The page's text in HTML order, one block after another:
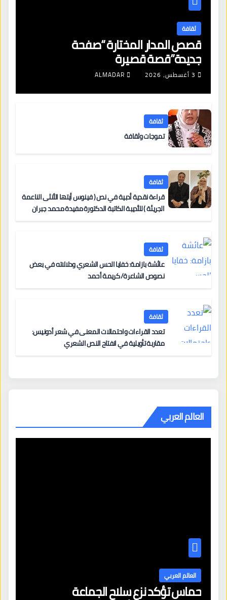
ثقافة
قصص المدار المختارة “صفحة
جديدة”قصة قصيرة
3 أغسطس، 2026 ALMADAR
ثقافة
تموجات وثقافة
ثقافة
قراءة نقدية أدبية في نص ( فينوس أيتها الأنثى الناعمة
الجريئة ) للأديبة الكاتبة الدكتورة مفيدة محمد جبران
ثقافة
عائشة بازامة: خفايا الحس الشعري ودلالاته في بعض
نصوص الشاعرة/ كريمة أحمد
ثقافة
تعدد القراءات واحتمالات المعنى في شعر أدونيس:
مقاربة تأويلية في انفتاح النص الشعري
العالم العربي
العالم العربي
حماس تؤكد نزع سلاح الجماعة